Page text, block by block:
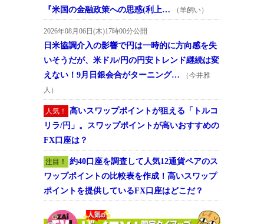
『米国の金融政策への思惑(利上…
（羊飼い）
2026年08月06日(木)17時00分公開
日米協調介入の影響で円は一時的に方向感を失
いそうだが、米ドル/円の円安トレンド継続は変
えない！9月日銀会合がターニング…
（今井雅
人）
人気！
高いスワップポイントが狙える「トルコ
リラ/円」。スワップポイントが高いおすすめの
FX口座は？
注目！
約40口座を調査して人気12通貨ペアのス
ワップポイントの比較表を作成！高いスワップ
ポイントを提供しているFX口座はどこだ？